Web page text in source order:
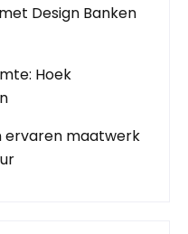
Design Banken
Hoek
ervaren maatwerk